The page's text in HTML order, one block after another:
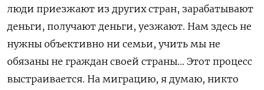
люди приезжают из других стран, зарабатывают
деньги, получают деньги, уезжают. Нам здесь не
нужны объективно ни семьи, учить мы не
обязаны не граждан своей страны... Этот процесс
выстраивается. На миграцию, я думаю, никто